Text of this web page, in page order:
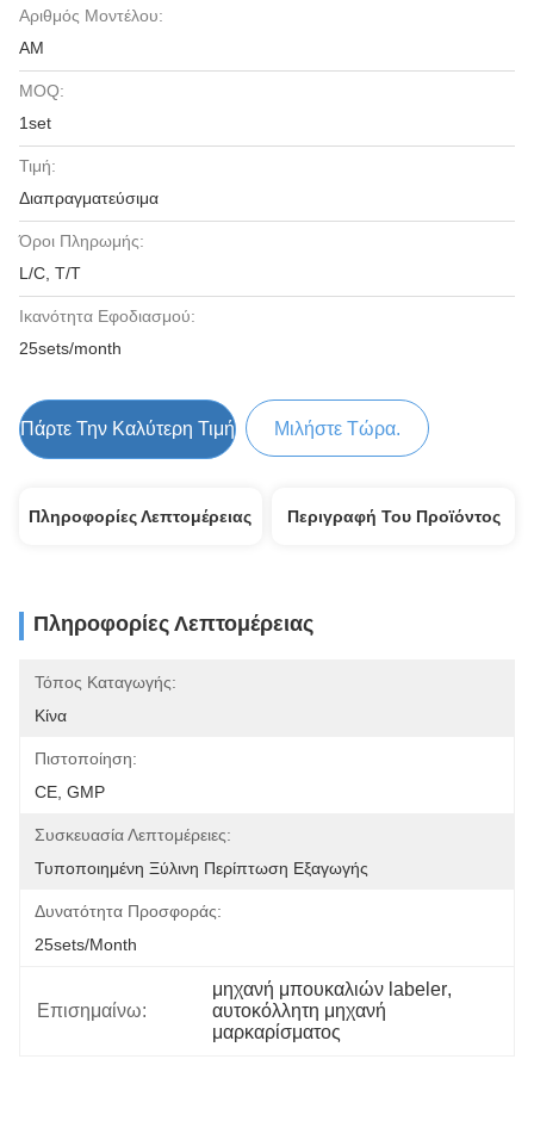
Αριθμός Μοντέλου:
ΑΜ
MOQ:
1set
Τιμή:
Διαπραγματεύσιμα
Όροι Πληρωμής:
L/C, T/T
Ικανότητα Εφοδιασμού:
25sets/month
Πάρτε Την Καλύτερη Τιμή Μιλήστε Τώρα.
Πληροφορίες Λεπτομέρειας Περιγραφή Του Προϊόντος
Πληροφορίες Λεπτομέρειας
Τόπος Καταγωγής:
Κίνα
Πιστοποίηση:
CE, GMP
Συσκευασία Λεπτομέρειες:
Τυποποιημένη Ξύλινη Περίπτωση Εξαγωγής
Δυνατότητα Προσφοράς:
25sets/month
Επισημαίνω:
μηχανή μπουκαλιών labeler,
αυτοκόλλητη μηχανή
μαρκαρίσματος